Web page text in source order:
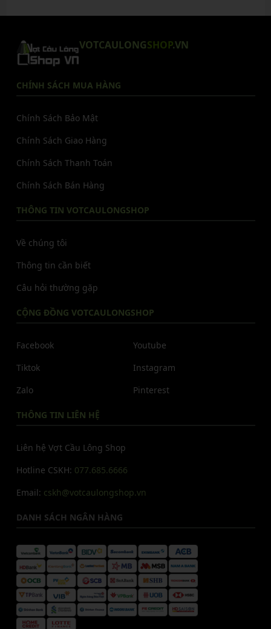
VOTCAULONGSHOP.VN
CHÍNH SÁCH MUA HÀNG
Chính Sách Bảo Mật
Chính Sách Giao Hàng
Chính Sách Thanh Toán
Chính Sách Bán Hàng
THÔNG TIN VOTCAULONGSHOP
Về chúng tôi
Thông tin cần biết
Câu hỏi thường gặp
CỘNG ĐỒNG VOTCAULONGSHOP
Facebook
Tiktok
Zalo
Youtube
Instagram
Pinterest
THÔNG TIN LIÊN HỆ
Liên hệ Vợt Cầu Lông Shop
Hotline CSKH: 077.685.6666
Email: cskh@votcaulongshop.vn
DANH SÁCH NGÂN HÀNG